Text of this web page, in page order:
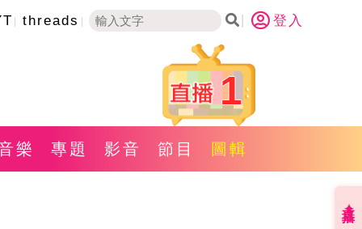
threads 登入
1
樂 專題 影音 節目 圖輯
直播✦活動